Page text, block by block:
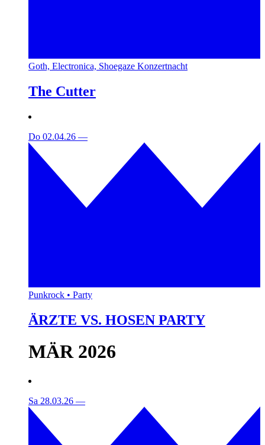
Goth, Electronica, Shoegaze Konzertnacht
The Cutter
Do 02.04.26 —
Punkrock • Party
ÄRZTE VS. HOSEN PARTY
MÄR 2026
Sa 28.03.26 —